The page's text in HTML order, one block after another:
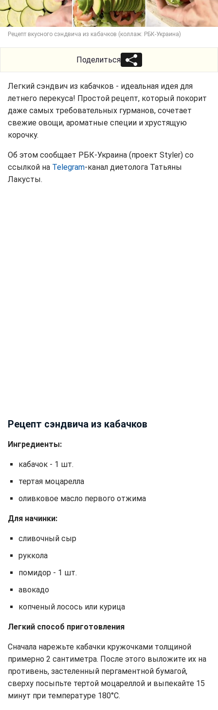
Рецепт вкусного сэндвича из кабачков (коллаж: РБК-Украина)
Поделиться
Легкий сэндвич из кабачков - идеальная идея для
летнего перекуса! Простой рецепт, который покорит
даже самых требовательных гурманов, сочетает
свежие овощи, ароматные специи и хрустящую
корочку.
Об этом сообщает РБК-Украина (проект Styler) со
ссылкой на Telegram-канал диетолога Татьяны
Лакусты.
Рецепт сэндвича из кабачков
Ингредиенты:
кабачок - 1 шт.
тертая моцарелла
оливковое масло первого отжима
Для начинки:
сливочный сыр
руккола
помидор - 1 шт.
авокадо
копченый лосось или курица
Легкий способ приготовления
Сначала нарежьте кабачки кружочками толщиной
примерно 2 сантиметра. После этого выложите их на
противень, застеленный пергаментной бумагой,
сверху посыпьте тертой моцареллой и выпекайте 15
минут при температуре 180°C.